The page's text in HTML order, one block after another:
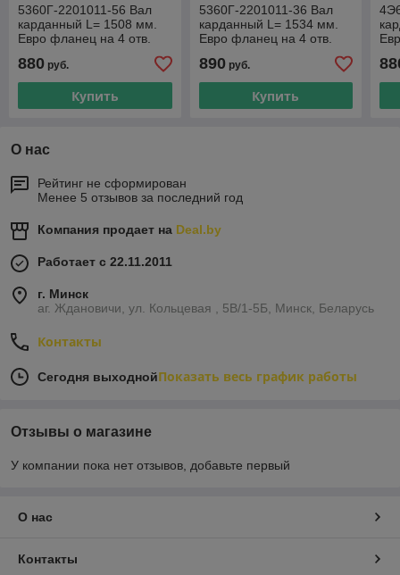
5360Г-2201011-56 Вал
карданный L= 1508 мм.
Евро фланец на 4 отв.
Крестовина 57Х152 мм.
КАМАЗ и т.д.
880 руб.
Купить
5360Г-2201011-36 Вал
карданный L= 1534 мм.
Евро фланец на 4 отв.
Крестовина 57Х152 мм.
КАМАЗ и т.д.
890руб.
Купить
О нас
Рейтинг не сформирован
Менее 5 отзывов за последний год
Компания продает на Deal.by
Работает с 22.11.2011
г. Минск
аг. Ждановичи, ул. Кольцевая , 5В/1-5Б, Минск, Беларусь
Контакты
Сегодня выходнойПоказать весь график работы
Отзывы о магазине
У компании пока нет отзывов, добавьте первый
О нас
Контакты